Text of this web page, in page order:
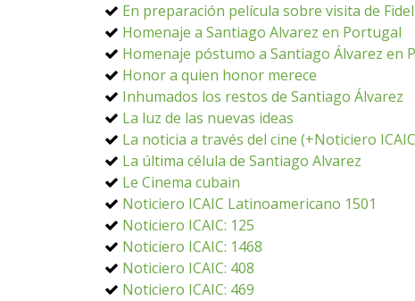
En preparación película sobre visita de
Homenaje a Santiago Alvarez en Portugal
Homenaje póstumo a Santiago Álvarez en
Honor a quien honor merece
Inhumados los restos de Santiago Álvarez
La luz de las nuevas ideas
La noticia a través del cine (+Noticiero
La última célula de Santiago Alvarez
Le Cinema cubain
Noticiero ICAIC Latinoamericano 1501
Noticiero ICAIC: 125
Noticiero ICAIC: 1468
Noticiero ICAIC: 408
Noticiero ICAIC: 469